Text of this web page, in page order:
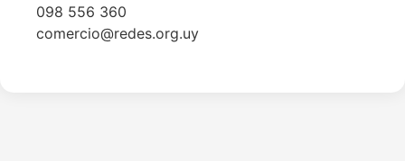
098 556 360
comercio@redes.org.uy